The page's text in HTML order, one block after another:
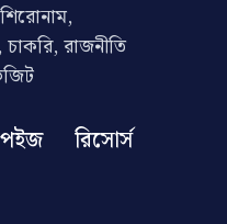
চাকরি, রাজনীতি
রিসোর্স